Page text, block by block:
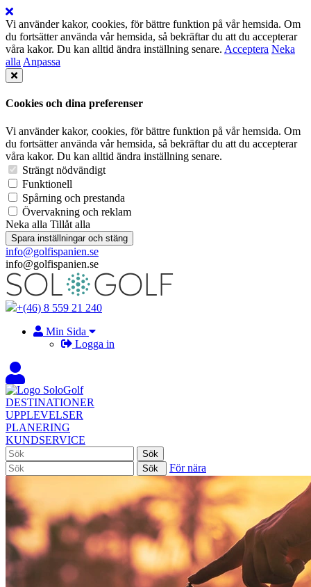
Vi använder kakor, cookies, för bättre funktion på vår hemsida. Om
du fortsätter använda vår hemsida, så bekräftar du att du accepterar
våra kakor. Du kan alltid ändra inställning senare. Acceptera Neka
alla Anpassa
Cookies och dina preferenser
Vi använder kakor, cookies, för bättre funktion på vår hemsida. Om
du fortsätter använda vår hemsida, så bekräftar du att du accepterar
våra kakor. Du kan alltid ändra inställning senare.
Strängt nödvändigt
Funktionell
Spårning och prestanda
Övervakning och reklam
Neka alla Tillåt alla
Spara inställningar och stäng
info@golfispanien.se
info@golfispanien.se
+(46) 8 559 21 240
Min Sida
Logga in
DESTINATIONER
UPPLEVELSER
PLANERING
KUNDSERVICE
För nära